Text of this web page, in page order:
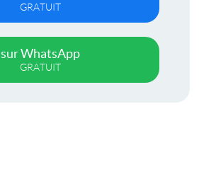
GRATUIT
sur WhatsApp
GRATUIT